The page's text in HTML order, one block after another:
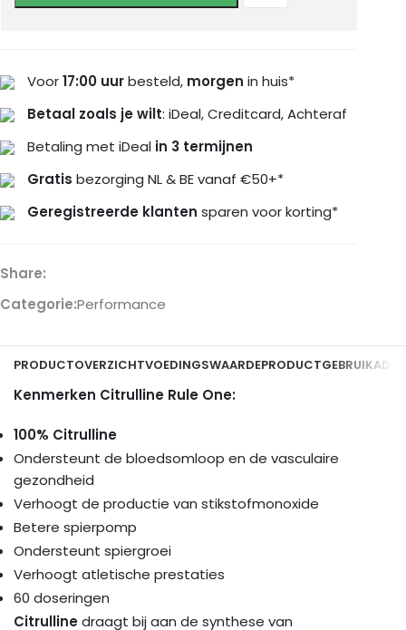
Voor17:00 uurbesteld, morgen in huis*
Betaal zoals je wilt: iDeal, Creditcard, Achteraf
Betaling met iDeal in 3 termijnen
Gratis bezorging NL & BE vanaf €50+*
Geregistreerde klanten sparen voor korting*
Share:
Categorie:Performance
PRODUCTOVERZICHTVOEDINGSWAARDEPRODUCTGEBRUIK
Kenmerken Citrulline Rule One:
100% Citrulline
Ondersteunt de bloedsomloop en de vasculaire
gezondheid
Verhoogt de productie van stikstofmonoxide
Betere spierpomp
Ondersteunt spiergroei
Verhoogt atletische prestaties
60 doseringen
Citrullinedraagt bij aan de synthese van